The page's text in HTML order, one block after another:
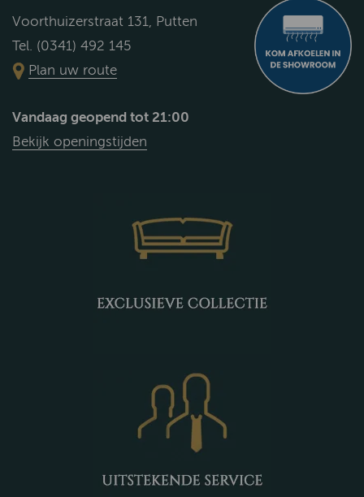
Voorthuizerstraat 131, Putten
Tel. (0341) 492 145
Plan uw route
Vandaag geopend tot 21:00
Bekijk openingstijden